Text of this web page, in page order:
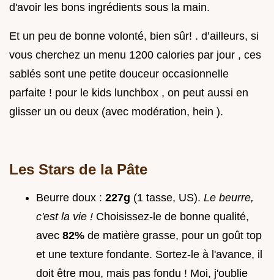
d'avoir les bons ingrédients sous la main.
Et un peu de bonne volonté, bien sûr! . d’ailleurs, si
vous cherchez un menu 1200 calories par jour , ces
sablés sont une petite douceur occasionnelle
parfaite ! pour le kids lunchbox , on peut aussi en
glisser un ou deux (avec modération, hein ).
Les Stars de la Pâte
Beurre doux : 227g (1 tasse, US). Le beurre,
c'est la vie ! Choisissez-le de bonne qualité,
avec 82% de matière grasse, pour un goût top
et une texture fondante. Sortez-le à l'avance, il
doit être mou, mais pas fondu ! Moi, j'oublie